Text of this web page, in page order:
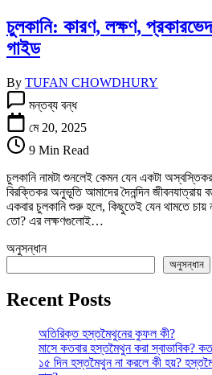
চুলকানি: কারণ, লক্ষণ, প্রকারভেদ
গাইড
By TUFAN CHOWDHURY
কারণ,
লক্ষণ,
এবং
সম্পূর্ণ
নিরাময়ের
গাইড
তে
মন্তব্য বন্ধ
মে 20, 2025
9 Min Read
চুলকানি নামটা শুনলেই কেমন যেন একটা
বিরক্তিকর অনুভূতি আমাদের দৈনন্দিন জীবনযাত্রায়
একবার চুলকানি শুরু হলে, কিছুতেই যেন থামতে
তো? এর লক্ষণগুলোই…
অনুসন্ধান
অনুসন্ধান
Recent Posts
অতিরিক্ত হস্তমৈথুনের কুফল কী?
মাসে কতবার হস্তমৈথুন করা স্বাভাবিক?
১৫ দিন হস্তমৈথুন না করলে কী হয়?